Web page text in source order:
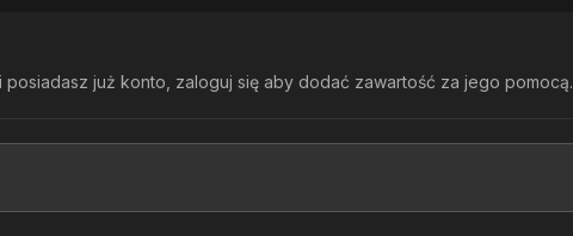
już konto, zaloguj się aby dodać zawartość za jego pomocą.